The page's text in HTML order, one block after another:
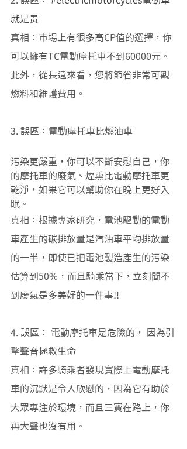
就是贵
真相：市場上有很多高CP值的選擇，你
可以擁有TC電動摩托車不到60000元。
此外，從長遠來看，您將節省非常可觀
燃料和維護費用。
3. 誤區：電動摩托車比燃油車
污染更嚴重，你可以不斷安慰自己，你
的摩托車的廢氣、煙熏比電動摩托車更
乾淨，如果它可以幫助你在晚上更好入
眠。
真相：根據專家研究，電池驅動的電動
車產生的碳排放量是汽油車平均排放量
的一半，即使已把電池製造產生的污染
估算到50%，而且騎乘當下，立刻聞不
到廢氣是多美好的一件事!!
4. 誤區： 電動摩托車是危險的， 因為引
擎聲音拯救生命
真相：許多騎乘者發現實際上電動摩托
車的沉默是令人欣慰的，因為它有助於
大眾專注於環境，而且三寶在路上，你
再大聲也沒有用。